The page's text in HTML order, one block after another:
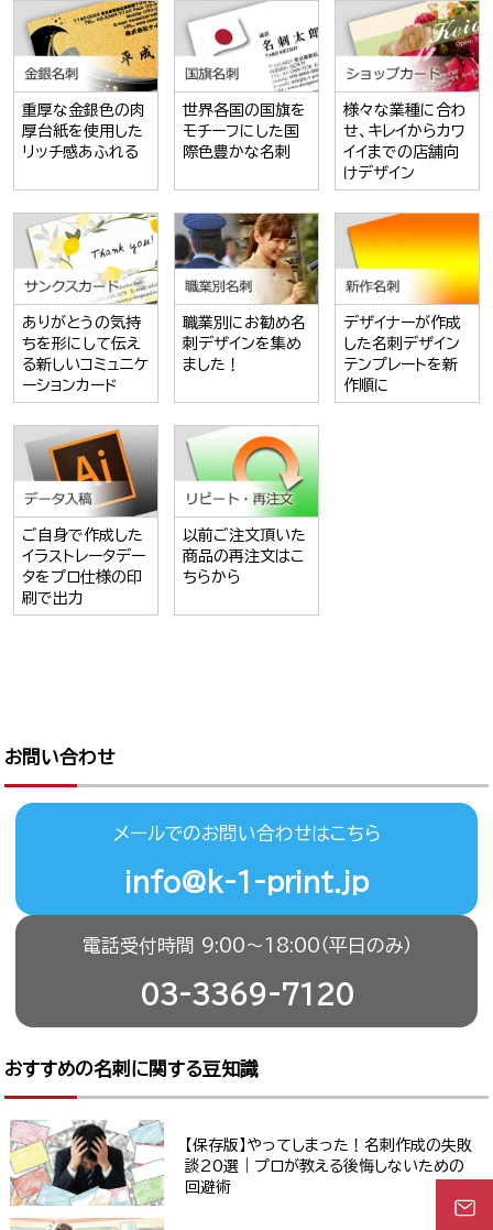
重厚な金銀色の肉
厚台紙を使用した
リッチ感あふれる
世界各国の国旗を
モチーフにした国
際色豊かな名刺
様々な業種に合わ
せ、キレイからカワ
イイまでの店舗向
けデザイン
ありがとうの気持
ちを形にして伝え
る新しいコミュニケ
ーションカード
職業別にお勧め名
刺デザインを集め
ました！
デザイナーが作成
した名刺デザイン
テンプレートを新
作順に
ご自身で作成した
イラストレータデー
タをプロ仕様の印
刷で出力
以前ご注文頂いた
商品の再注文はこ
ちらから
お問い合わせ
メールでのお問い合わせはこちら
info@k-1-print.jp
電話受付時間 9:00〜18:00（平日のみ）
03-3369-7120
おすすめの名刺に関する豆知識
【保存版】やってしまった！名刺作成の失敗
談20選｜プロが教える後悔しないための
回避術